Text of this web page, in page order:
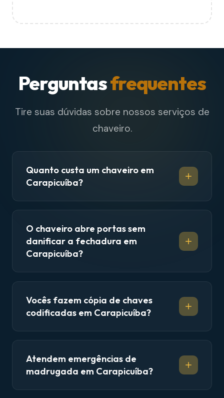
Perguntasfrequentes
Tire suas dúvidas sobre nossos serviços de
chaveiro.
Quanto custa um chaveiro em
Carapicuíba?
O chaveiro abre portas sem
danificar a fechadura em
Carapicuíba?
Vocês fazem cópia de chaves
codificadas em Carapicuíba?
Atendem emergências de
madrugada em Carapicuíba?